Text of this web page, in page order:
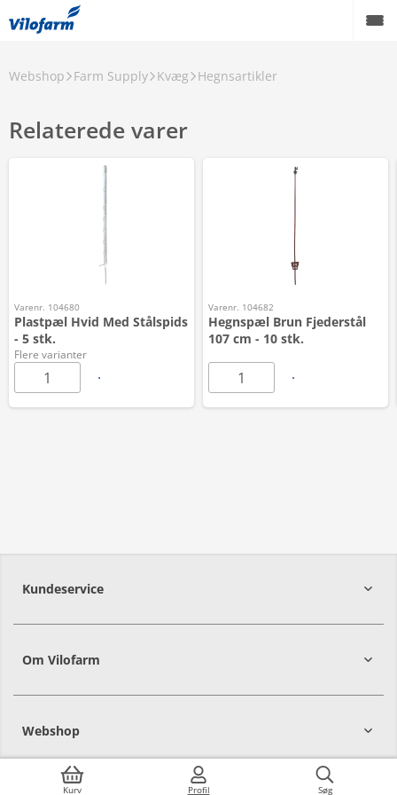
Kurv Profil Søg
Webshop Farm Supply Kvæg Hegnsartikler
Relaterede varer
Varenr. 104680
Plastpæl Hvid Med Stålspids
- 5 stk.
Flere varianter
Varenr. 104682
Hegnspæl Brun Fjederstål
107 cm - 10 stk.
Kundeservice
Om Vilofarm
Webshop